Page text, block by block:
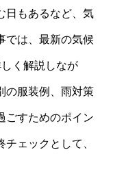
日もあるなど、気
では、最新の気候
く解説しなが
の服装例、雨対策
ごすためのポイン
ェックとして、